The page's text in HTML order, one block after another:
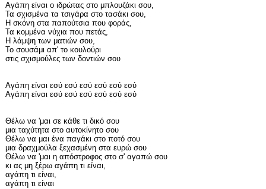
Αγάπη είναι ο ιδρώτας στο μπλουζάκι σου,
Τα σχισμένα τα τσιγάρα στο τασάκι σου,
Η σκόνη στα παπούτσια που φοράς,
Τα κομμένα νύχια που πετάς,
Η λάμψη των ματιών σου,
Το σουσάμι απ' το κουλούρι
στις σχισμούλες των δοντιών σου
Αγάπη είναι εσύ εσύ εσύ εσύ εσύ εσύ
Αγάπη είναι εσύ εσύ εσύ εσύ εσύ εσύ
Θέλω να 'μαι σε κάθε τι δικό σου
μια ταχύτητα στο αυτοκίνητο σου
Θέλω να μαι ένα παγάκι στο ποτό σου
μια δραχμούλα ξεχασμένη στα ευρώ σου
Θέλω να 'μαι η απόστροφος στο σ' αγαπώ σου
κι ας μη ξέρω αγάπη τι είναι,
αγάπη τι είναι,
αγάπη τι είναι